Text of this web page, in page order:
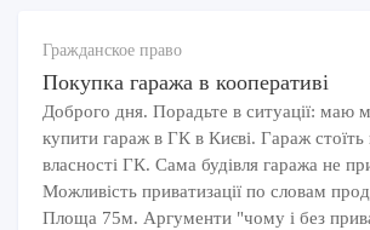
Гражданское право
Покупка гаража в кооперативі
Доброго дня. Порадьте в ситуації: маю
купити гараж в ГК в Києві. Гараж стоїть
власності ГК. Сама будівля гаража не
Можливість приватизації по словам
Площа 75м. Аргументи "чому і без